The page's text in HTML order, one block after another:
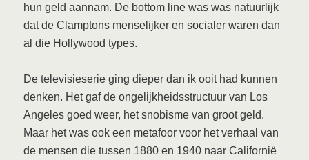
hun geld aannam. De bottom line was was natuurlijk
dat de Clamptons menselijker en socialer waren dan
al die Hollywood types.
De televisieserie ging dieper dan ik ooit had kunnen
denken. Het gaf de ongelijkheidsstructuur van Los
Angeles goed weer, het snobisme van groot geld.
Maar het was ook een metafoor voor het verhaal van
de mensen die tussen 1880 en 1940 naar Californië